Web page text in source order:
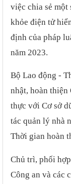
việc chia sẻ một
khỏe điện tử
định của pháp
năm 2023.
Bộ Lao động -
nhật, hoàn thiện
thực với Cơ sở
tác quản lý nhà
Thời gian hoàn
Chủ trì, phối
Công an và các